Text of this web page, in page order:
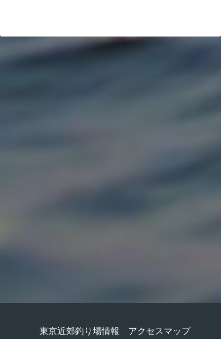
東京近郊釣り場情報 アクセスマップ